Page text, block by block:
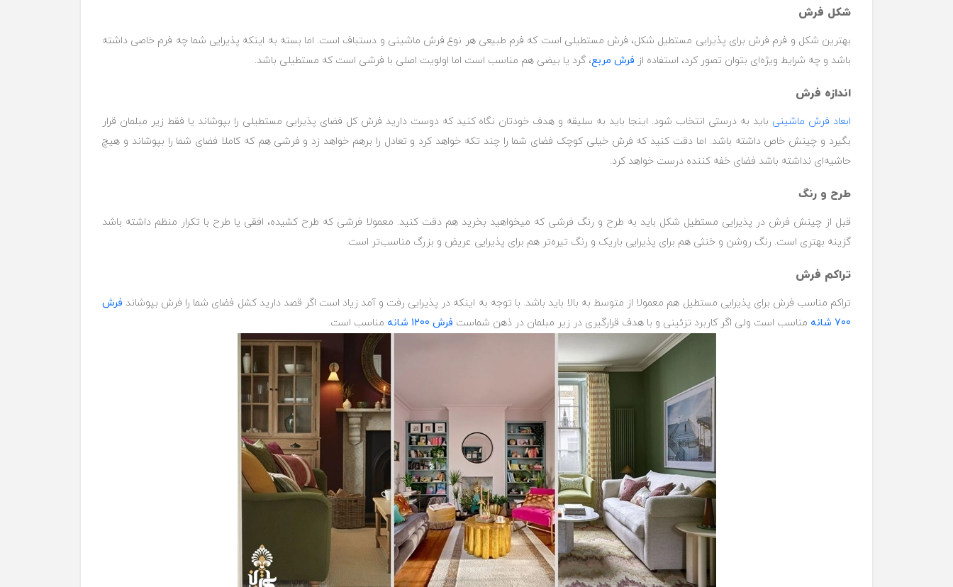
شکل فرش
بهترین شکل و فرم فرش برای پذیرایی مستطیل شکل، فرش مستطیلی است که فرم طبیعی هر نوع فرش ماشینی و دستباف است. اما بسته به اینکه پذیرایی شما چه فرم خاصی داشته
باشد و چه شرایط ویژه‌ای بتوان تصور کرد، استفاده از فرش مربع، گرد یا بیضی هم مناسب است اما اولویت اصلی با فرشی است که مستطیلی باشد.
اندازه فرش
ابعاد فرش ماشینی باید به درستی انتخاب شود. اینجا باید به سلیقه و هدف خودتان نگاه کنید که دوست دارید فرش کل فضای پذیرایی مستطیلی را بپوشاند یا فقط زیر مبلمان قرار
بگیرد و چینش خاص داشته باشد. اما دقت کنید که فرش خیلی کوچک فضای شما را چند تکه خواهد کرد و تعادل را برهم خواهد زد و فرشی هم که کاملا فضای شما را بپوشاند و هیچ
حاشیه‌ای نداشته باشد فضای خفه کننده درست خواهد کرد.
طرح و رنگ
قبل از چینش فرش در پذیرایی مستطیل شکل باید به طرح و رنگ فرشی که میخواهید بخرید هم دقت کنید. معمولا فرشی که طرح کشیده، افقی یا طرح با تکرار منظم داشته باشد
گزینه بهتری است. رنگ روشن و خنثی هم برای پذیرایی باریک و رنگ تیره‌تر هم برای پذیرایی عریض و بزرگ مناسب‌تر است.
تراکم فرش
تراکم مناسب فرش برای پذیرایی مستطیل هم معمولا از متوسط به بالا باید باشد. با توجه به اینکه در پذیرایی رفت و آمد زیاد است اگر قصد دارید کشل فضای شما را فرش بپوشاند فرش
700 شانه
مناسب است ولی اگر کاربرد تزئینی و با هدف قرارگیری در زیر مبلمان در ذهن شماست فرش 1200 شانه مناسب است.